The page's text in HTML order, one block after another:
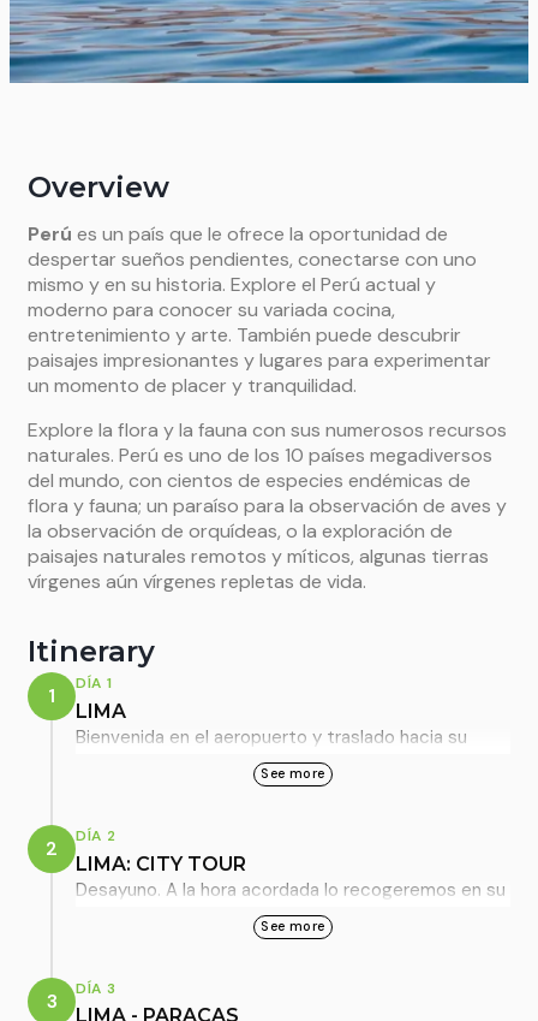
Overview
Perú es un país que le ofrece la oportunidad de
despertar sueños pendientes, conectarse con uno
mismo y en su historia. Explore el Perú actual y
moderno para conocer su variada cocina,
entretenimiento y arte. También puede descubrir
paisajes impresionantes y lugares para experimentar
un momento de placer y tranquilidad.
Explore la flora y la fauna con sus numerosos recursos
naturales. Perú es uno de los 10 países megadiversos
del mundo, con cientos de especies endémicas de
flora y fauna; un paraíso para la observación de aves y
la observación de orquídeas, o la exploración de
paisajes naturales remotos y míticos, algunas tierras
vírgenes aún vírgenes repletas de vida.
Itinerary
1 DÍA 1
LIMA
Bienvenida en el aeropuerto y traslado hacia su
, habitación estándar.
See more
2 DÍA 2
LIMA: CITY TOUR
Desayuno. A la hora acordada lo recogeremos en su
hotel para comenzar su visita a la ciudad de Lima,
capital de Perú, cuya fundación española se
apreciaremos el Palacio de Gobierno, la Catedral, el
See more
3 DÍA 3
LIMA - PARACAS